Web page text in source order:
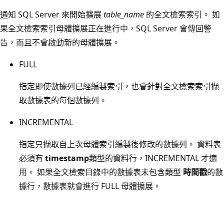
通知 SQL Server 來開始擴展table_name 的全文檢索索引。 如
果全文檢索索引母體擴展正在進行中，SQL Server 會傳回警
告，而且不會啟動新的母體擴展。
FULL
指定即使數據列已經編製索引，也會針對全文檢索索引擷
取數據表的每個數據列。
INCREMENTAL
指定只擷取自上次母體索引編製後修改的數據列。 資料表
必須有 timestamp類型的資料行，INCREMENTAL 才適
用。 如果全文檢索目錄中的數據表未包含類型 時間戳的數
據行，數據表就會進行 FULL 母體擴展。